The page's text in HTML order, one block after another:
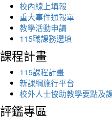
校內線上填報
重大事件通報單
教學活動申請
115職課務選填
課程計畫
115課程計畫
新課綱施行平台
校外人士協助教學要點及
評鑑專區